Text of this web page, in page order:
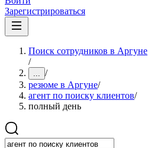
Зарегистрироваться
Поиск сотрудников в Аргуне
/
... /
резюме в Аргуне/
агент по поиску клиентов/
полный день